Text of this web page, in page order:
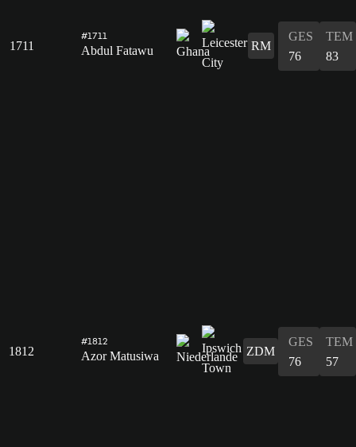
1711
#1711
Abdul Fatawu RM
GES
76
TEM
83
1812
#1812
Azor Matusiwa ZDM
GES
76
TEM
57